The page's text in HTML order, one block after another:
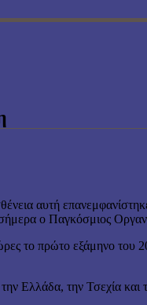
αυτή
σήμερα ο Παγκόσμιος
το πρώτο εξάμηνο του
Ελλάδα, την Τσεχία και